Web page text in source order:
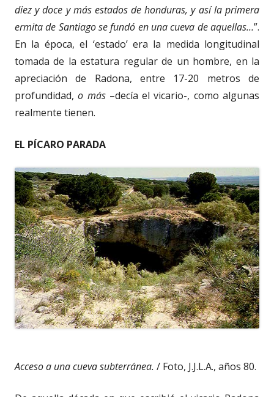
diez y doce y más estados de honduras, y así la primera
ermita de Santiago se fundó en una cueva de aquellas…”.
En la época, el ‘estado’ era la medida longitudinal
tomada de la estatura regular de un hombre, en la
apreciación de Radona, entre 17-20 metros de
profundidad,o más –decía el vicario-, como algunas
realmente tienen.
EL PÍCARO PARADA
Acceso a una cueva subterránea. / Foto, J.J.L.A., años 80.